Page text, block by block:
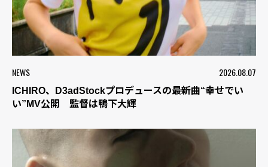
NEWS 2026.08.07
ICHIRO、D3adStockプロデュースの最新曲“幸せでい
い”MV公開 監督は鴨下大輝